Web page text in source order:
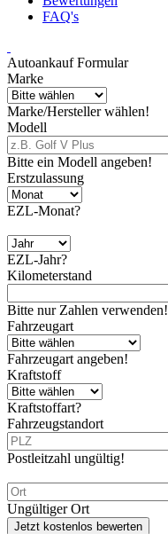
FAQ's
Autoankauf Formular
Marke
Marke/Hersteller wählen!
Modell
Bitte ein Modell angeben!
Erstzulassung
EZL-Monat?
EZL-Jahr?
Kilometerstand
Bitte nur Zahlen verwenden!
Fahrzeugart
Fahrzeugart angeben!
Kraftstoff
Kraftstoffart?
Fahrzeugstandort
Postleitzahl ungültig!
Ungültiger Ort
Jetzt kostenlos bewerten